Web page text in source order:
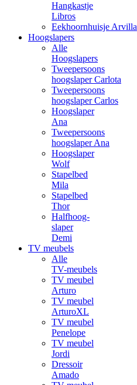
Hangkastje
Libros
Eekhoornhuisje Arvilla
Hoogslapers
Alle
Hoogslapers
Tweepersoons
hoogslaper Carlota
Tweepersoons
hoogslaper Carlos
Hoogslaper
Ana
Tweepersoons
hoogslaper Ana
Hoogslaper
Wolf
Stapelbed
Mila
Stapelbed
Thor
Halfhoog-
slaper
Demi
TV meubels
Alle
TV-meubels
TV meubel
Arturo
TV meubel
ArturoXL
TV meubel
Penelope
TV meubel
Jordi
Dressoir
Amado